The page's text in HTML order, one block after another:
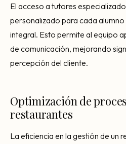
El acceso a tutores
personalizado para cada
integral. Esto permite al equipo
de comunicación, mejorando
percepción del cliente.
Optimización de
restaurantes
La eficiencia en la gestión de un